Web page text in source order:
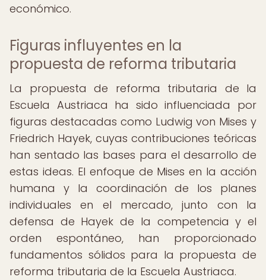
económico.
Figuras influyentes en la
propuesta de reforma tributaria
La propuesta de reforma tributaria de la
Escuela Austriaca ha sido influenciada por
figuras destacadas como Ludwig von Mises y
Friedrich Hayek, cuyas contribuciones teóricas
han sentado las bases para el desarrollo de
estas ideas. El enfoque de Mises en la acción
humana y la coordinación de los planes
individuales en el mercado, junto con la
defensa de Hayek de la competencia y el
orden espontáneo, han proporcionado
fundamentos sólidos para la propuesta de
reforma tributaria de la Escuela Austriaca.